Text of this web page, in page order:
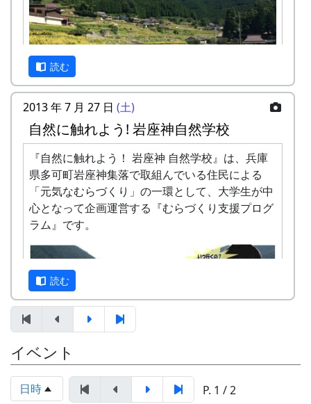
カーナビを使って車でおいで下さい。カーナビ
は、高価な車載型でなく、 スマートフォンの無料
アプリで十分です。以下の住所またはキーワード
で目的地を設定したら、間違いなく、岩座神まで
案内してくれます。
住所 : 兵庫県 多可郡多可町 加美区岩座神
キーワード : 岩座神、岩座神公会堂、クライ
ンガルテン岩座神、等々
注意点
冬季、降雪時には、冬用タイヤまたはチェーンが
必要になることがあります。かならず ライブカメ
ラ で、岩座神の様子をご確認ください。
カーナビが北ルート（峠越えの道）を提案する場
合があります。特に冬は、後述するように、安全
な南ルートを選んで下さい。
南ルートと北ルート
秋風の中で「日本の棚田百選」の集落内を散策
し、黄金に色づいた石積棚田の風景を楽しんでく
ださい。
集落内の散策起点にテラスをもうけて、「カフ
ェ」を営業します。
日時 : 2016 (平成28) 年 9 月 4 日 (日) 11:00 ～
14:00
メニュー : 岩座神特産の「石垣茶」、梅ジュ
ース、リンゴジュースなどの飲料と、棚田米
コシヒカリのおにぎりを準備しています。
お買い物 : 地域特産品コーナー
なお、滞在型市民農園「クラインガルテン岩座
神」の現地案内コーナーを設け、体験宿泊の受付
も行います。
読む
2013 年 7 月 27 日 (土)
自然に触れよう! 岩座神自然学校
『自然に触れよう！ 岩座神 自然学校』は、兵庫
県多可町岩座神集落で取組んでいる住民による
「元気なむらづくり」の一環として、大学生が中
心となって企画運営する『むらづくり支援プログ
ラム』です。
住民と大学生が企画した楽い田舎体験、豊かな自
然棚の風景を体験してみませんか。
読む
イベント
日時 P. 1 / 2